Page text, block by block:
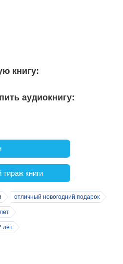
книгу
аудиокнигу
книги
отличный новогодний подарок
лет